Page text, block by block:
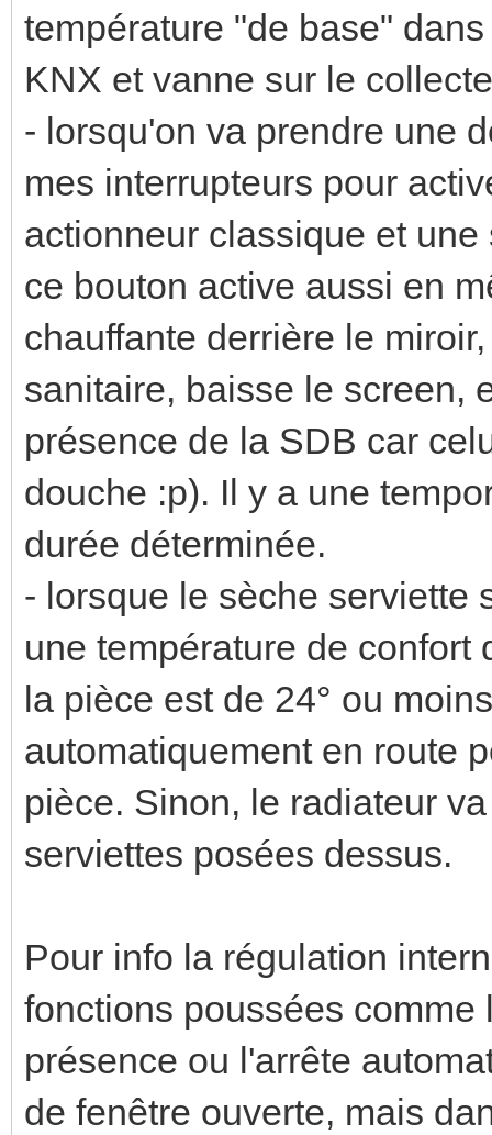
température "de base"
KNX et vanne sur le
- lorsqu'on va prendre une
mes interrupteurs pour
actionneur classique et
ce bouton active aussi en
chauffante derrière le
sanitaire, baisse le screen,
présence de la SDB car
douche :p). Il y a une
durée déterminée.
- lorsque le sèche serviette
une température de confort
la pièce est de 24° ou
automatiquement en route
pièce. Sinon, le radiateur
serviettes posées dessus.
Pour info la régulation
fonctions poussées
présence ou l'arrête
de fenêtre ouverte, mais